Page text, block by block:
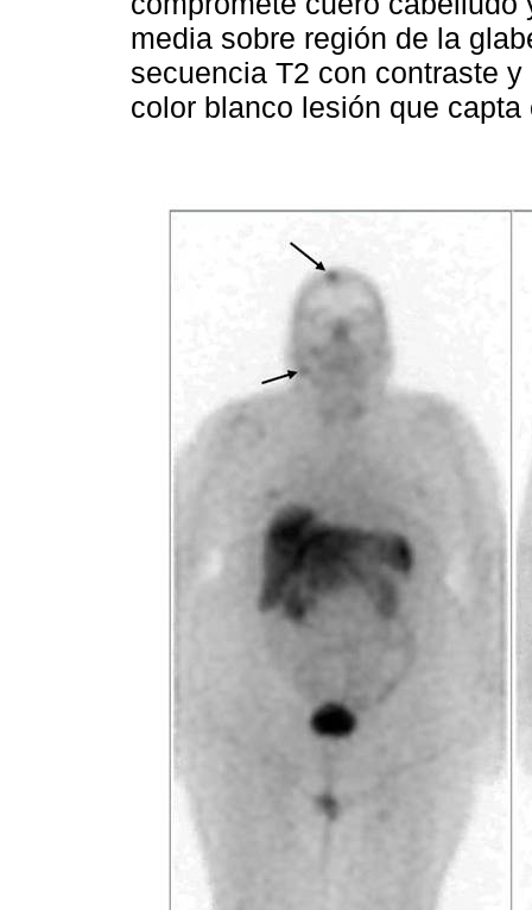
media sobre región de la
secuencia T2 con contraste
color blanco lesión que